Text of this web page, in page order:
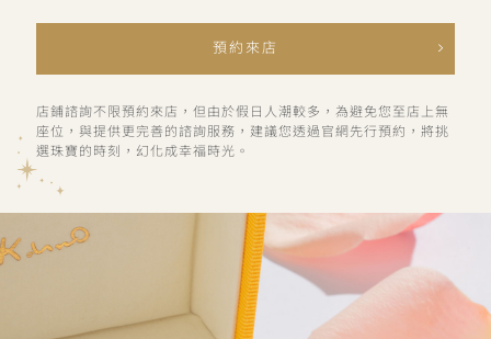
預約來店
店鋪諮詢不限預約來店，但由於假日人潮較多，為避免您至店上無
座位，與提供更完善的諮詢服務，建議您透過官網先行預約，將挑
選珠寶的時刻，幻化成幸福時光。